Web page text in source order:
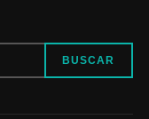
BUSCAR